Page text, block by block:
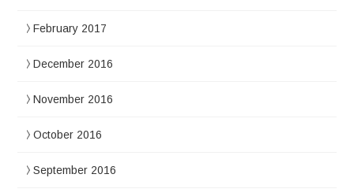
February 2017
December 2016
November 2016
October 2016
September 2016